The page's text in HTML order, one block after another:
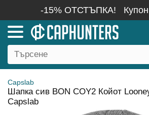
-15% ОТСТЪПКА!
Capslab
Шапка сив BON COY2 Койот
Capslab